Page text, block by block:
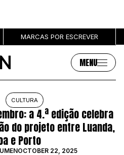
MARCAS POR ESCREVER
MENU
Sobre
SOBRE NÓS
PUBLICIDADE
AUTORES
CULTURA
a 4.ª edição celebra
do projeto entre Luanda,
e Porto
OCTOBER 22, 2025